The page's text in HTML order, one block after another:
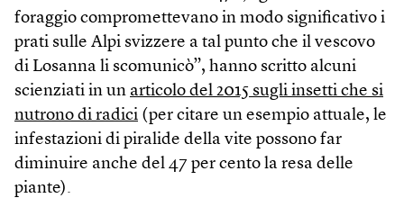
foraggio compromettevano in modo significativo i
prati sulle Alpi svizzere a tal punto che il vescovo
di Losanna li scomunicò”, hanno scritto alcuni
scienziati in un articolo del 2015 sugli insetti che si
nutrono di radici (per citare un esempio attuale, le
infestazioni di piralide della vite possono far
diminuire anche del 47 per cento la resa delle
piante).